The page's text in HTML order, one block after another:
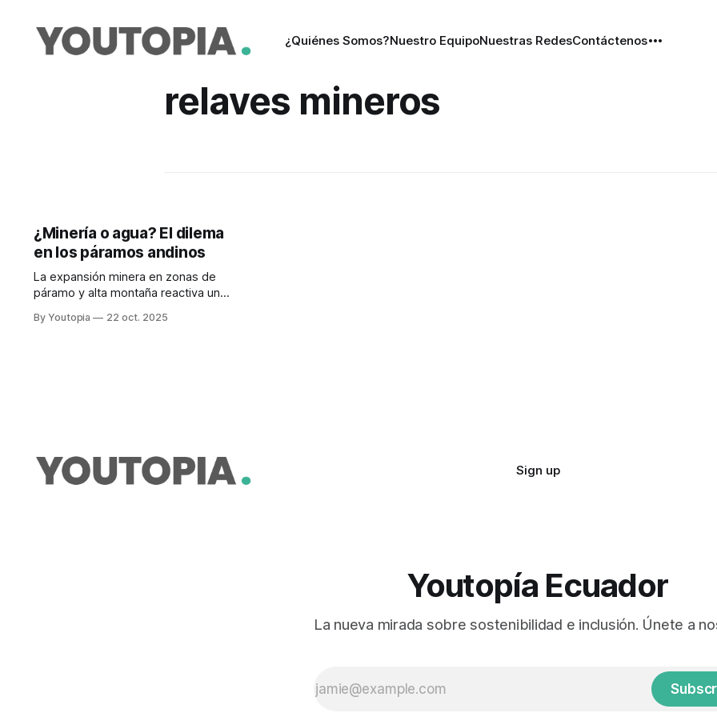
¿Quiénes Somos?Nuestro EquipoNuestras RedesContáctenos
relaves mineros
¿Minería o agua? El dilema
en los páramos andinos
La expansión minera en zonas de
páramo y alta montaña reactiva un
riesgos de la minería no regulada.
By Youtopia 22 oct. 2025
Sign up
Youtopía Ecuador
La nueva mirada sobre sostenibilidad e inclusión. Únete a